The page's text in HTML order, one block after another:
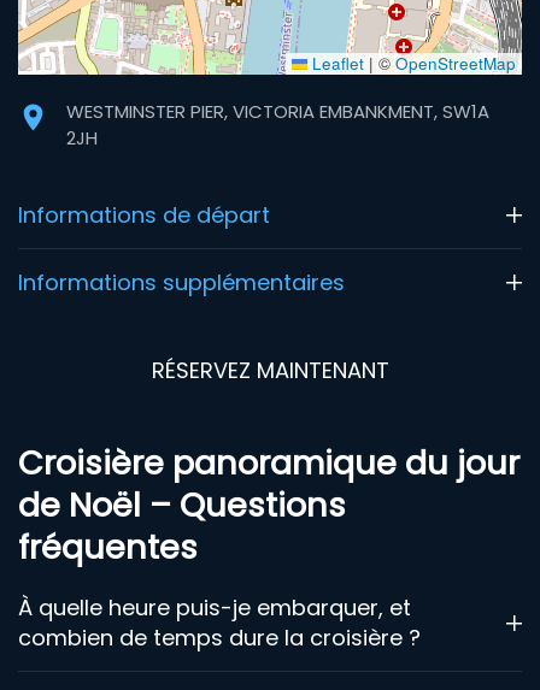
Leaflet | ©OpenStreetMap
WESTMINSTER PIER, VICTORIA EMBANKMENT, SW1A
2JH
Informations de départ
Informations supplémentaires
RÉSERVEZ MAINTENANT
Croisière panoramique du jour
de Noël – Questions
fréquentes
À quelle heure puis-je embarquer, et
combien de temps dure la croisière ?